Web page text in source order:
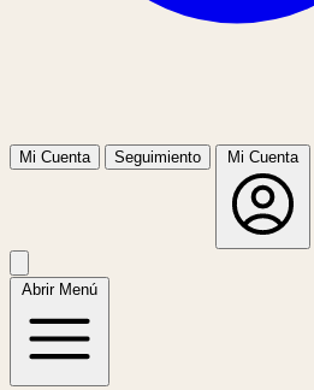
Mi Cuenta Seguimiento Mi Cuenta
Abrir Menú